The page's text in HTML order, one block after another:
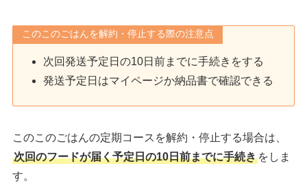
このこのごはんを解約・停止する際の注意点
次回発送予定日の10日前までに手続きをする
発送予定日はマイページか納品書で確認できる
このこのごはんの定期コースを解約・停止する場合は、
次回のフードが届く予定日の10日前までに手続きをしま
す。